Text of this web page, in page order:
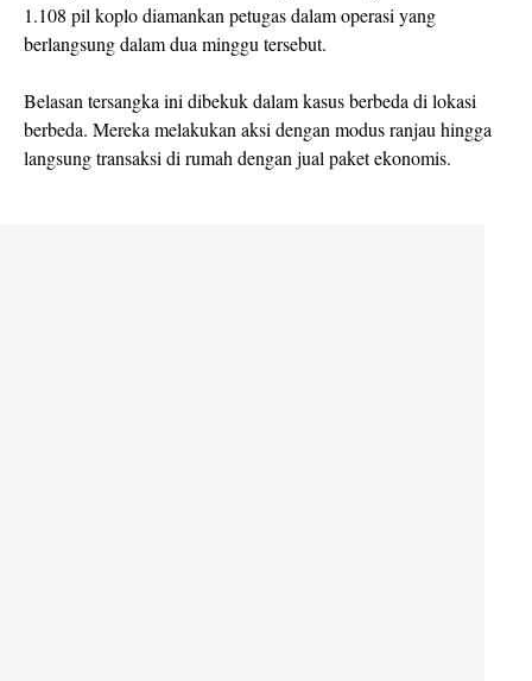
1.108 pil koplo diamankan petugas dalam operasi yang
berlangsung dalam dua minggu tersebut.
Belasan tersangka ini dibekuk dalam kasus berbeda di lokasi
berbeda. Mereka melakukan aksi dengan modus ranjau hingga
langsung transaksi di rumah dengan jual paket ekonomis.